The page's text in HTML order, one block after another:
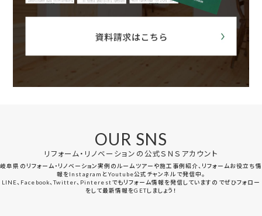
OUR SNS
リフォーム・リノベーションの公式ＳＮＳアカウント
岐阜県のリフォーム・リノベーション実例のルームツアーや施工事例紹介、リフォームお役立ち情
報をInstagramとYoutube公式チャンネルで発信中。
LINE、Facebook、Twitter、Pinterestでもリフォーム情報を発信していますのでぜひフォロー
をして最新情報をGETしましょう！